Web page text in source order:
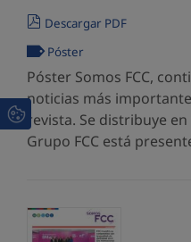
Descargar PDF
Póster
Póster Somos FCC,
noticias más
revista. Se distribuye
Grupo FCC está